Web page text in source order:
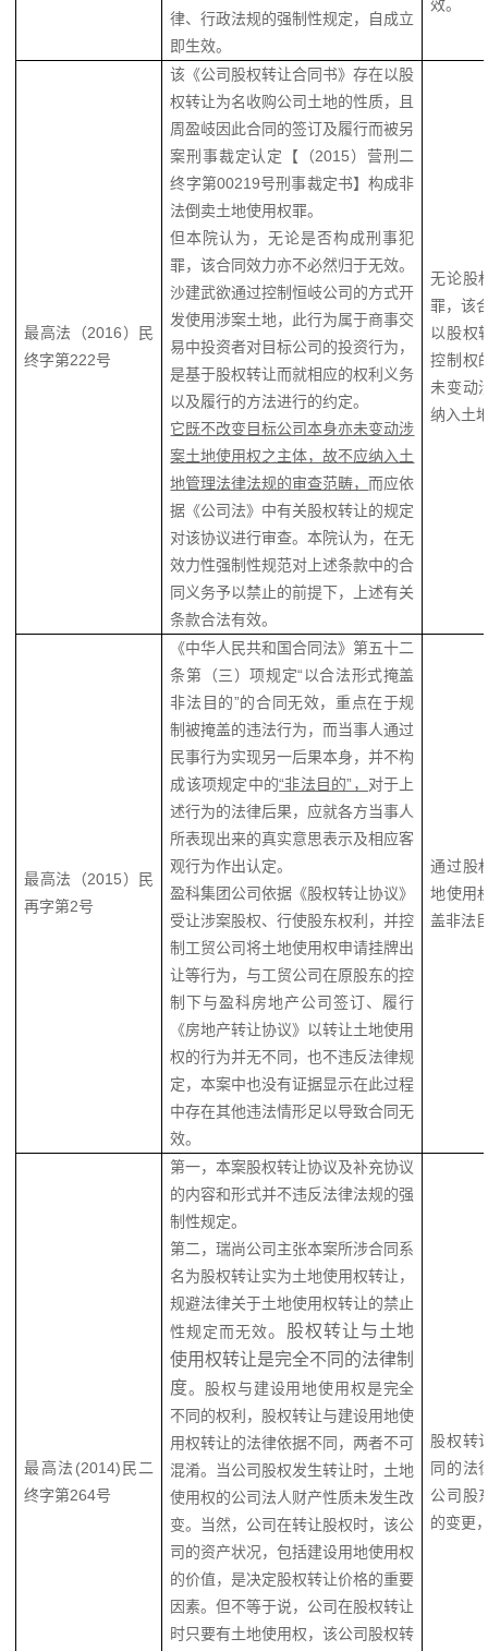
律、行政法规的强制性规定，自成立
即生效。
效。
最高法（2016）民
终字第222号
该《公司股权转让合同书》存在以股
权转让为名收购公司土地的性质，且
周盈岐因此合同的签订及履行而被另
案刑事裁定认定【（2015）营刑二
终字第00219号刑事裁定书】构成非
法倒卖土地使用权罪。
但本院认为，无论是否构成刑事犯
罪，该合同效力亦不必然归于无效。
沙建武欲通过控制恒岐公司的方式开
发使用涉案土地，此行为属于商事交
易中投资者对目标公司的投资行为，
是基于股权转让而就相应的权利义务
以及履行的方法进行的约定。
它既不改变目标公司本身亦未变动涉
案土地使用权之主体，故不应纳入土
地管理法律法规的审查范畴，而应依
据《公司法》中有关股权转让的规定
对该协议进行审查。本院认为，在无
效力性强制性规范对上述条款中的合
同义务予以禁止的前提下，上述有关
条款合法有效。
无论股
罪，该
以股权
控制权
未变动
纳入土
最高法（2015）民
再字第2号
《中华人民共和国合同法》第五十二
条第（三）项规定“以合法形式掩盖
非法目的”的合同无效，重点在于规
制被掩盖的违法行为，而当事人通过
民事行为实现另一后果本身，并不构
成该项规定中的“非法目的”， 对于上
述行为的法律后果，应就各方当事人
所表现出来的真实意思表示及相应客
观行为作出认定。
盈科集团公司依据《股权转让协议》
受让涉案股权、行使股东权利，并控
制工贸公司将土地使用权申请挂牌出
让等行为，与工贸公司在原股东的控
制下与盈科房地产公司签订、履行
《房地产转让协议》以转让土地使用
权的行为并无不同，也不违反法律规
定，本案中也没有证据显示在此过程
中存在其他违法情形足以导致合同无
效。
通过股
地使用
盖非法
最高法(2014)民二
终字第264号
第一，本案股权转让协议及补充协议
的内容和形式并不违反法律法规的强
制性规定。
第二，瑞尚公司主张本案所涉合同系
名为股权转让实为土地使用权转让，
规避法律关于土地使用权转让的禁止
性规定而无效。股权转让与土地
使用权转让是完全不同的法律制
度。 股权与建设用地使用权是完全
不同的权利，股权转让与建设用地使
用权转让的法律依据不同，两者不可
混淆。当公司股权发生转让时，土地
使用权的公司法人财产性质未发生改
变。当然，公司在转让股权时，该公
司的资产状况，包括建设用地使用权
的价值，是决定股权转让价格的重要
因素。但不等于说，公司在股权转让
时只要有土地使用权，该公司股权转
股权转
同的法
公司股
的变更